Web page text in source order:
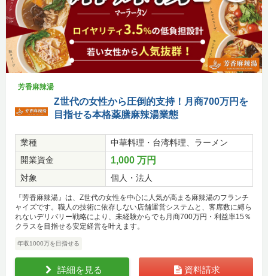
芳香麻辣湯
Z世代の女性から圧倒的支持！月商700万円を
目指せる本格薬膳麻辣湯業態
業種
中華料理・台湾料理、ラーメン
開業資金
1,000 万円
対象 個人・法人
『芳香麻辣湯』は、Z世代の女性を中心に人気が高まる麻辣湯のフランチ
ャイズです。職人の技術に依存しない店舗運営システムと、客席数に縛ら
れないデリバリー戦略により、未経験からでも月商700万円・利益率15％
クラスを目指せる安定経営を叶えます。
年収1000万を目指せる
詳細を見る 資料請求